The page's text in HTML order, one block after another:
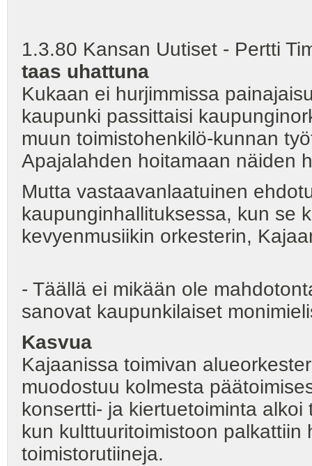
1.3.80 Kansan Uutiset - Pertti
taas uhattuna
Kukaan ei hurjimmissa
kaupunki passittaisi
muun toimistohenkilö-kunnan
Apajalahden hoitamaan näiden
Mutta vastaavanlaatuinen
kaupunginhallituksessa, kun se
kevyenmusiikin orkesterin,
- Täällä ei mikään ole
sanovat kaupunkilaiset
Kasvua
Kajaanissa toimivan
muodostuu kolmesta
konsertti- ja kiertuetoiminta
kun kulttuuritoimistoon
toimistorutiineja.